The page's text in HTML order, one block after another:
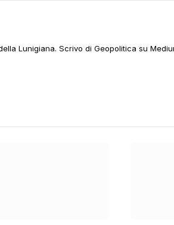
Lunigiana. Scrivo di Geopolitica su